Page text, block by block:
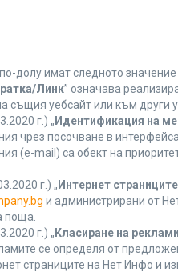
долу имат следното
Линк” означава
същия уебсайт или към други
г.) „ Идентификация на
чрез посочване в
(e-mail) са обект на
г.) „ Интернет
и администрирани от
поща.
г.) „ Класиране на
се определя от
страниците на Нет Инфо и